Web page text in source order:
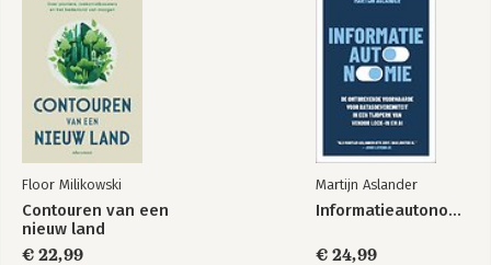
Een klein land met
verre uithoeken
Een klein land met
verre uithoeken
Bekijk alle boeken
Floor Milikowski
Contouren van een
nieuw land
€ 22,99
Martijn Aslander
Informatieautonomie
€ 24,99